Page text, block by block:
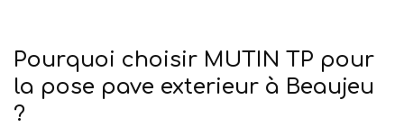
Pourquoi choisir MUTIN TP pour
la pose pave exterieur à Beaujeu
?